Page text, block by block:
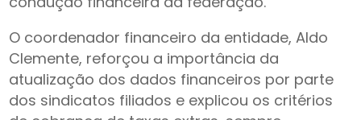
O coordenador financeiro da entidade, Aldo
Clemente, reforçou a importância da
atualização dos dados financeiros por parte
dos sindicatos filiados e explicou os critérios